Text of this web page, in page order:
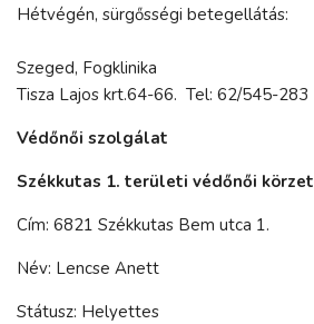
Hétvégén, sürgősségi betegellátás:
Szeged, Fogklinika
Tisza Lajos krt.64-66. Tel: 62/545-283
Védőnői szolgálat
Székkutas 1. területi védőnői körzet
Cím: 6821 Székkutas Bem utca 1.
Név: Lencse Anett
Státusz: Helyettes